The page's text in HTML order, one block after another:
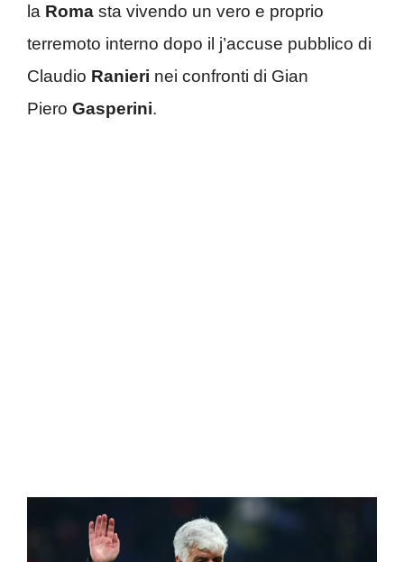
la Roma sta vivendo un vero e proprio
terremoto interno dopo il j’accuse pubblico di
Claudio Ranieri nei confronti di Gian
Piero Gasperini.